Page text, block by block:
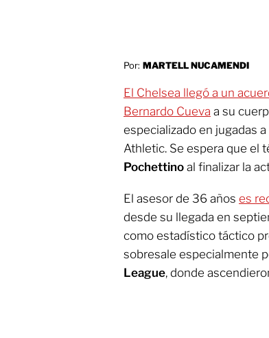
Por: MARTELL NUCAMENDI
El Chelsea llegó a un
Bernardo Cueva a su
especializado en jugadas
Athletic. Se espera que el
Pochettino al finalizar la
El asesor de 36 años es
desde su llegada en
como estadístico táctico
sobresale especialmente
League, donde